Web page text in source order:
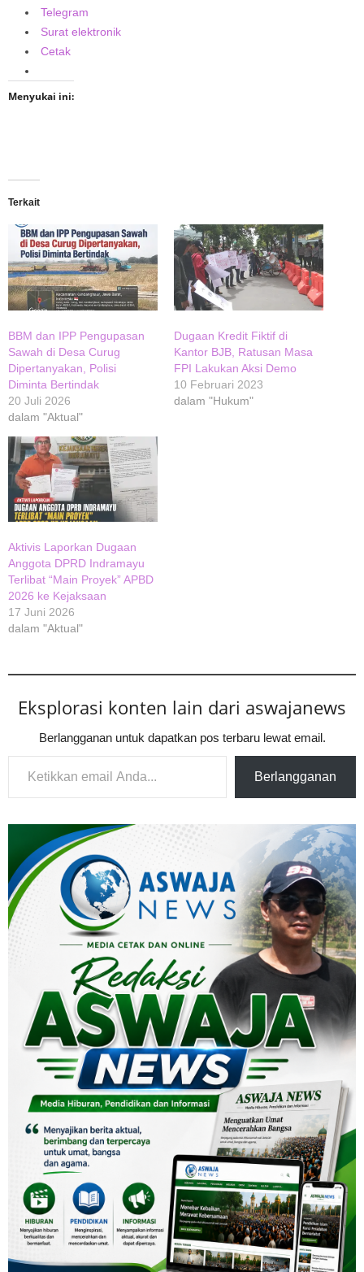
Telegram
Surat elektronik
Cetak
Menyukai ini:
Terkait
BBM dan IPP Pengupasan
Sawah di Desa Curug
Dipertanyakan, Polisi
Diminta Bertindak
20 Juli 2026
dalam "Aktual"
Dugaan Kredit Fiktif di
Kantor BJB, Ratusan Masa
FPI Lakukan Aksi Demo
10 Februari 2023
dalam "Hukum"
Aktivis Laporkan Dugaan
Anggota DPRD Indramayu
Terlibat “Main Proyek” APBD
2026 ke Kejaksaan
17 Juni 2026
dalam "Aktual"
Eksplorasi konten lain dari aswajanews
Berlangganan untuk dapatkan pos terbaru lewat email.
Ketikkan email Anda...
Berlangganan